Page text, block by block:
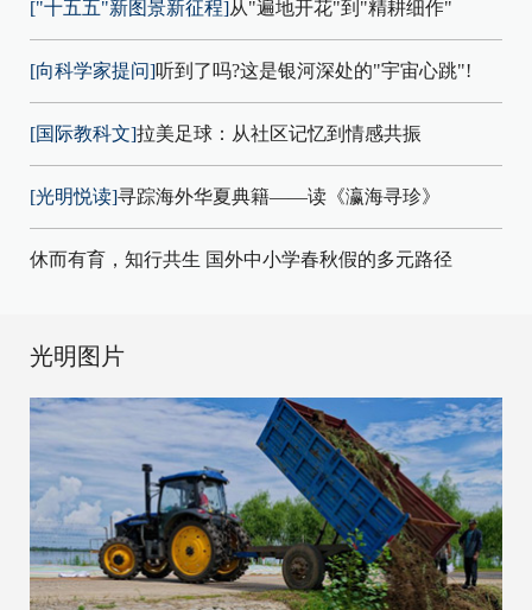
["十五五"新图景新征程]从"遍地开花"到"精耕细作"
[向科学家提问]听到了吗?这是银河深处的"宇宙心跳"!
[国际教科文]拉美足球：从社区记忆到情感共振
[光明悦读]寻踪海外华夏典籍——读《瀛海寻珍》
休而有育，知行共生 国外中小学春秋假的多元路径
光明图片